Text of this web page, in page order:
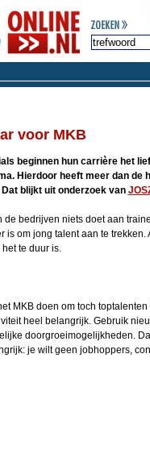
voor MKB
beginnen hun carrière het
Hierdoor heeft meer dan de
blijkt uit onderzoek van
de bedrijven niets doet aan
is om jong talent aan te
te duur is.
MKB doen om toch
heel belangrijk. Gebruik
doorgroeimogelijkheden.
je wilt geen jobhoppers,